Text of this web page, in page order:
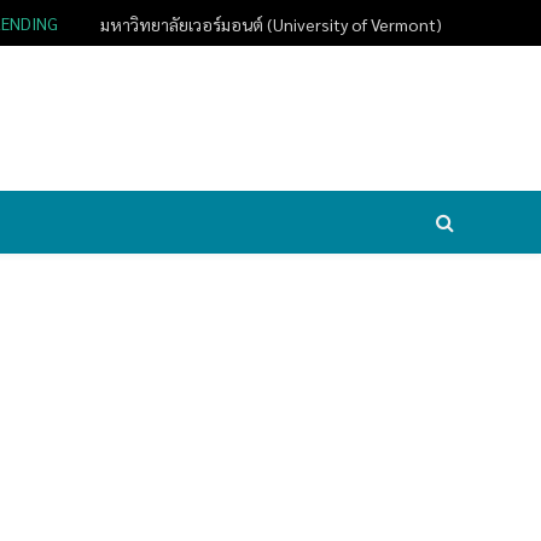
มหาวิทยาลัยเวอร์มอนต์ (University of Vermont)